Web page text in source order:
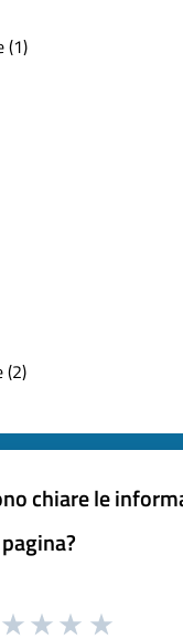
(1)
(2)
chiare le